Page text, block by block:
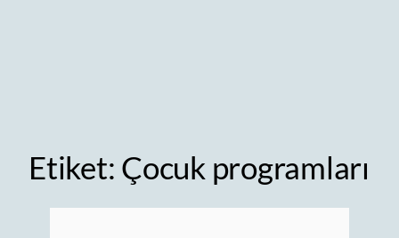
Etiket: Çocuk programları